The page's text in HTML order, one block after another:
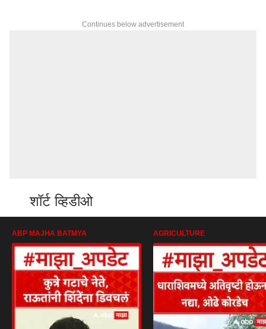
Continues below advertisement
शॉर्ट व्हिडीओ
ABP MAJHA BATMYA AGRICULTURE